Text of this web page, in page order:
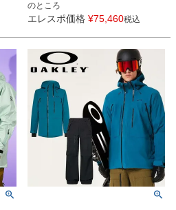
のところ
エレスポ価格 ¥75,460税込